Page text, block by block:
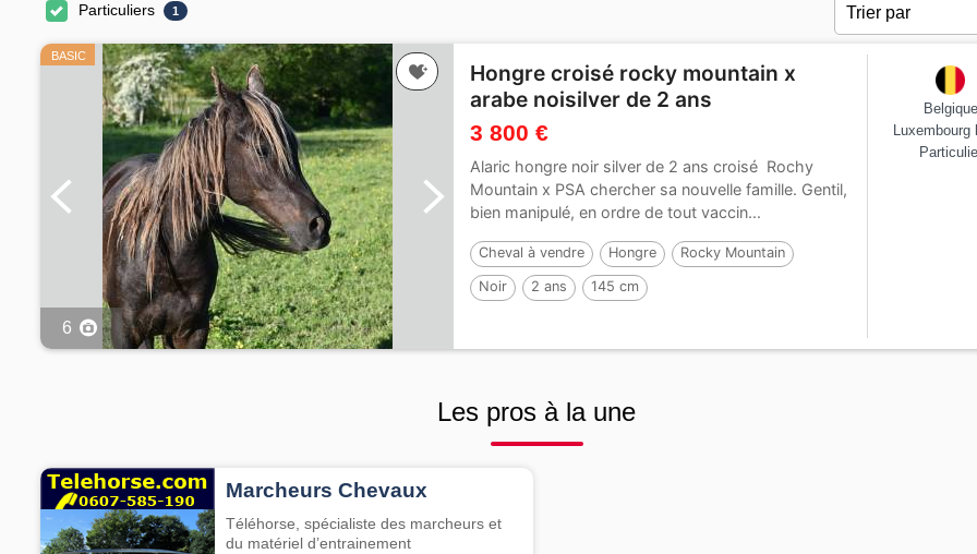
Particuliers 1
BASIC
6
Hongre croisé rocky mountain x
arabe noisilver de 2 ans
3 800 €
Alaric hongre noir silver de 2 ans croisé Rochy
Mountain x PSA chercher sa nouvelle famille. Gentil,
bien manipulé, en ordre de tout vaccin...
Cheval à vendre Hongre Rocky Mountain
Noir 2 ans 145 cm
Belgique
Luxembourg
Les pros à la une
Marcheurs Chevaux
Téléhorse, spécialiste des marcheurs et
du matériel d’entrainement